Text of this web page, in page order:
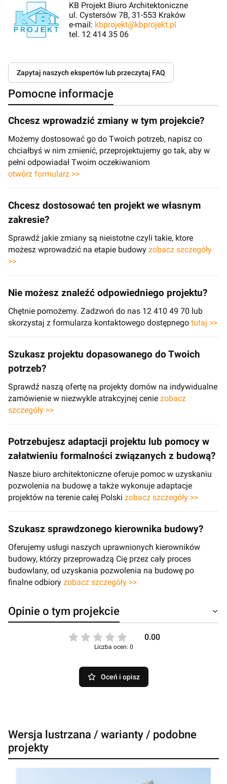
KB Projekt Biuro Architektoniczne
ul. Cystersów 7B, 31-553 Kraków
e-mail: kbprojekt@kbprojekt.pl
tel. 12 414 35 06
Zapytaj naszych ekspertów lub przeczytaj FAQ
Pomocne informacje
Chcesz wprowadzić zmiany w tym projekcie?
Możemy dostosować go do Twoich potrzeb, napisz co
chciałbyś w nim zmienić, przeprojektujemy go tak, aby w
pełni odpowiadał Twoim oczekiwaniom
otwórz formularz >>
Chcesz dostosować ten projekt we własnym
zakresie?
Sprawdź jakie zmiany są nieistotne czyli takie, ktore
możesz wprowadzić na etapie budowy zobacz szczegóły
>>
Nie możesz znaleźć odpowiedniego projektu?
Chętnie pomożemy. Zadzwoń do nas 12 410 49 70 lub
skorzystaj z formularza kontaktowego dostępnego tutaj >>
Szukasz projektu dopasowanego do Twoich
potrzeb?
Sprawdź naszą ofertę na projekty domów na indywidualne
zamówienie w niezwykle atrakcyjnej cenie zobacz
szczegóły >>
Potrzebujesz adaptacji projektu lub pomocy w
załatwieniu formalności związanych z budową?
Nasze biuro architektoniczne oferuje pomoc w uzyskaniu
pozwolenia na budowę a także wykonuje adaptacje
projektów na terenie całej Polski zobacz szczegóły >>
Szukasz sprawdzonego kierownika budowy?
Oferujemy usługi naszych uprawnionych kierowników
budowy, którzy przeprowadzą Cię przez cały proces
budowlany, od uzyskania pozwolenia na budowę po
finalne odbiory zobacz szczegóły >>
Opinie o tym projekcie
0.00
Liczba ocen: 0
Oceń i opisz
Wersja lustrzana / warianty / podobne
projekty